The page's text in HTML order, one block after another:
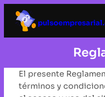
Saltar
contenido
El presente
términos y